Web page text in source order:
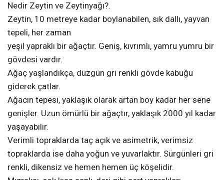
Nedir Zeytin ve Zeytinyağı?.
Zeytin, 10 metreye kadar boylanabilen, sık dallı, yayvan
tepeli, her zaman
yeşil yapraklı bir ağaçtır. Geniş, kıvrımlı, yamru yumru bir
gövdesi vardır.
Ağaç yaşlandıkça, düzgün gri renkli gövde kabuğu
giderek çatlar.
Ağacın tepesi, yaklaşık olarak artan boy kadar her sene
genişler. Uzun ömürlü bir ağaçtır, yaklaşık 2000 yıl kadar
yaşayabilir.
Verimli topraklarda taç açık ve asimetrik, verimsiz
topraklarda ise daha yoğun ve yuvarlaktır. Sürgünleri gri
renkli, dikensiz ve hemen hemen üç köşelidir.